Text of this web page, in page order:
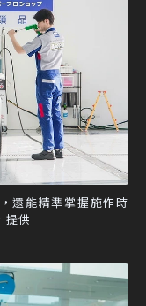
還能精準掌握施作時
提供